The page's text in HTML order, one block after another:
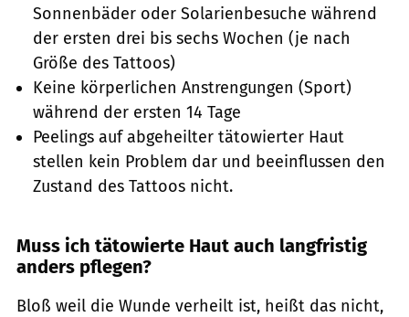
Sonnenbäder oder Solarienbesuche während
der ersten drei bis sechs Wochen (je nach
Größe des Tattoos)
Keine körperlichen Anstrengungen (Sport)
während der ersten 14 Tage
Peelings auf abgeheilter tätowierter Haut
stellen kein Problem dar und beeinflussen den
Zustand des Tattoos nicht.
Muss ich tätowierte Haut auch langfristig
anders pflegen?
Bloß weil die Wunde verheilt ist, heißt das nicht,